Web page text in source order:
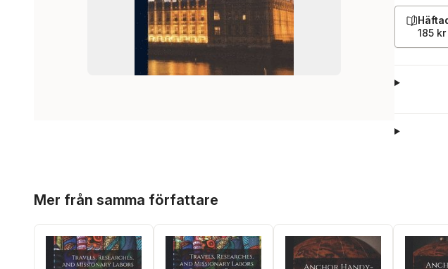
185 kr
Mer från samma författare